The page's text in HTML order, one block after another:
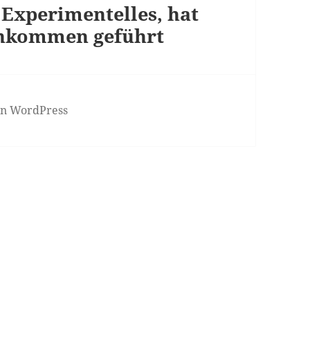
hat
geführt
WordPress